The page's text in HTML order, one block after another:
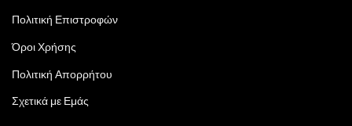
Πολιτική Επιστροφών
Όροι Χρήσης
Πολιτική Απορρήτου
Σχετικά με Εμάς